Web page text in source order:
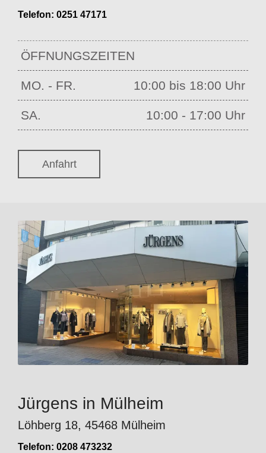
Telefon: 0251 47171
ÖFFNUNGSZEITEN
MO. - FR. 10:00 bis 18:00 Uhr
SA. 10:00 - 17:00 Uhr
Anfahrt
Jürgens in Mülheim
Löhberg 18, 45468 Mülheim
Telefon: 0208 473232